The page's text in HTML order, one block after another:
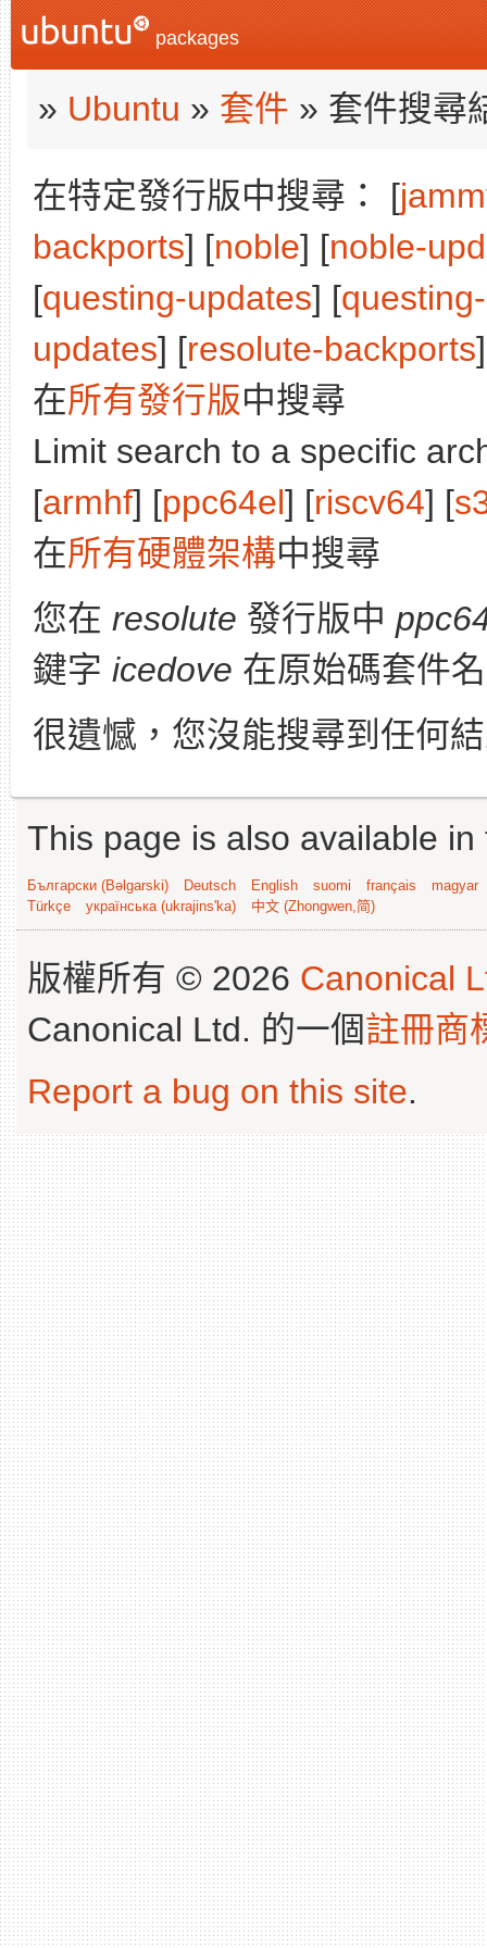
packages
» Ubuntu » 套件 » 套件搜尋
在特定發行版中搜尋： [
backports] [noble] [noble-
[questing-updates] [
updates] [resolute-backports
在所有發行版中搜尋
Limit search to a specific
[armhf] [ppc64el] [riscv64] [
在所有硬體架構中搜尋
您在 resolute 發行版中
鍵字 icedove 在原始碼套件
很遺憾，您沒能搜尋到任何
This page is also available
Български (Bəlgarski) Deutsch English suomi français
magyar
Türkçe
українська (ukrajins'ka) 中文 (Zhongwen,简)
版權所有 © 2026 Canonical
Canonical Ltd. 的一個註冊商
Report a bug on this site.